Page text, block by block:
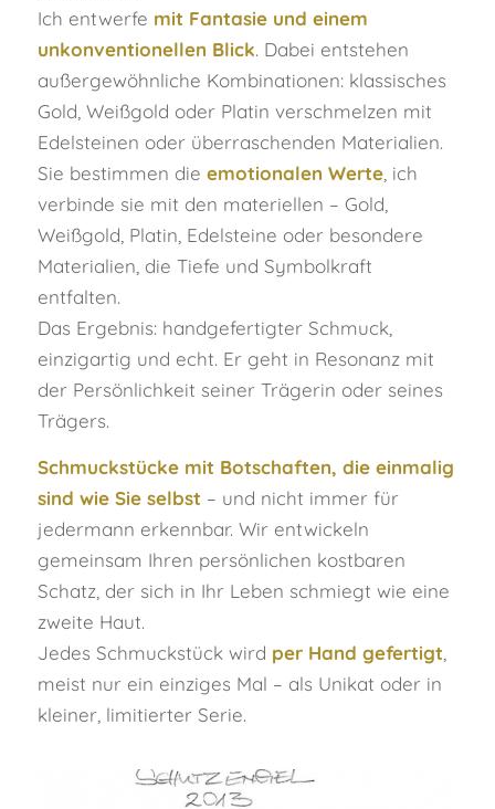
Ich entwerfe mit Fantasie und einem
unkonventionellen Blick. Dabei entstehen
außergewöhnliche Kombinationen: klassisches
Gold, Weißgold oder Platin verschmelzen mit
Edelsteinen oder überraschenden Materialien.
Sie bestimmen die emotionalen Werte, ich
verbinde sie mit den materiellen – Gold,
Weißgold, Platin, Edelsteine oder besondere
Materialien, die Tiefe und Symbolkraft
entfalten.
Das Ergebnis: handgefertigter Schmuck,
einzigartig und echt. Er geht in Resonanz mit
der Persönlichkeit seiner Trägerin oder seines
Trägers.
Schmuckstücke mit Botschaften, die einmalig
sind wie Sie selbst – und nicht immer für
jedermann erkennbar. Wir entwickeln
gemeinsam Ihren persönlichen kostbaren
Schatz, der sich in Ihr Leben schmiegt wie eine
zweite Haut.
Jedes Schmuckstück wird per Hand gefertigt
meist nur ein einziges Mal – als Unikat oder in
kleiner, limitierter Serie.